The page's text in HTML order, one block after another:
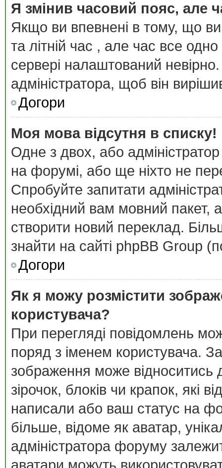
Я змінив часовий пояс, але
Якщо ви впевнені в тому, що
та літній час , але час все
сервері налаштований
адміністратора, щоб він
Догори
Моя мова відсутня в списку!
Одне з двох, або
на форумі, або ще ніхто не
Спробуйте запитати
необхідний вам мовний пакет,
створити новий переклад.
знайти на сайті phpBB Group
Догори
Як я можу розмістити
користувача?
При перегляді повідомлень
поряд з іменем користувача.
зображення може відноситись
зірочок, блоків чи крапок, які
написали або ваш статус на
більше, відоме як аватар,
адміністратора форуму